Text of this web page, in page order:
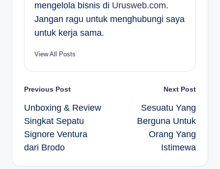
mengelola bisnis di Urusweb.com.
Jangan ragu untuk menghubungi saya
untuk kerja sama.
View All Posts
Post
navigation
Previous Post
Unboxing & Review
Singkat Sepatu
Signore Ventura
dari Brodo
Next Post
Sesuatu Yang
Berguna Untuk
Orang Yang
Istimewa